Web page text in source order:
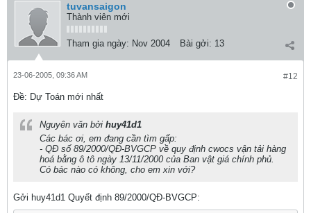
tuvansaigon
Thành viên mới
Tham gia ngày: Nov 2004 Bài gởi: 13
#12
23-06-2005, 09:36 AM
Ðề: Dự Toán mới nhất
Nguyên văn bởi huy41d1
Các bác ơi, em đang cần tìm gấp:
- QĐ số 89/2000/QĐ-BVGCP về quy định cwocs vận tải hàng
hoá bằng ô tô ngày 13/11/2000 của Ban vật giá chính phủ.
Có bác nào có không, cho em xin với?
Gởi huy41d1 Quyết định 89/2000/QĐ-BVGCP: